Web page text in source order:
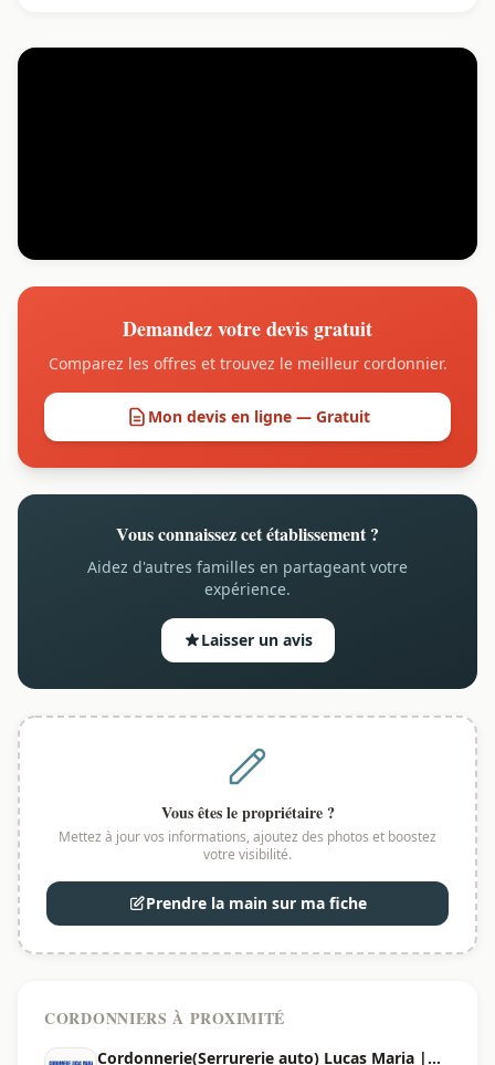
Demandez votre devis gratuit
Comparez les offres et trouvez le meilleur cordonnier.
Mon devis en ligne — Gratuit
Vous connaissez cet établissement ?
Aidez d'autres familles en partageant votre
expérience.
Laisser un avis
Vous êtes le propriétaire ?
Mettez à jour vos informations, ajoutez des photos et boostez
votre visibilité.
Prendre la main sur ma fiche
CORDONNIERS À PROXIMITÉ
Cordonnerie(Serrurerie auto) Lucas Maria |